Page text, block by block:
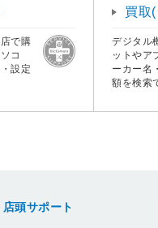
で購
コ
設定
買取
デジタル
ットやア
ーカー名
額を検索
頭サポート